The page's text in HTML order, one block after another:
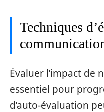
Techniques
Évaluer l’impact de
essentiel pour
d’auto-évaluation